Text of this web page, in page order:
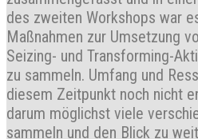
des zweiten Workshops war
Maßnahmen zur Umsetzung
Seizing- und Transforming-
zu sammeln. Umfang und
diesem Zeitpunkt noch nicht
darum möglichst viele
sammeln und den Blick zu